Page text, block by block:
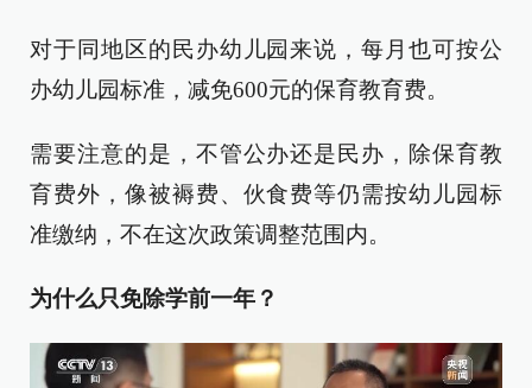
对于同地区的民办幼儿园来说，每月也可按公
办幼儿园标准，减免600元的保育教育费。
需要注意的是，不管公办还是民办，除保育教
育费外，像被褥费、伙食费等仍需按幼儿园标
准缴纳，不在这次政策调整范围内。
为什么只免除学前一年？